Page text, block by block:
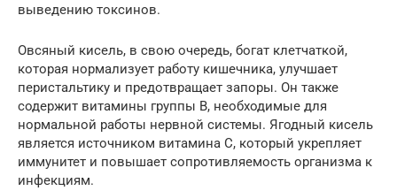
выведению токсинов.
Овсяный кисель, в свою очередь, богат клетчаткой,
которая нормализует работу кишечника, улучшает
перистальтику и предотвращает запоры. Он также
содержит витамины группы B, необходимые для
нормальной работы нервной системы. Ягодный кисель
является источником витамина C, который укрепляет
иммунитет и повышает сопротивляемость организма к
инфекциям.